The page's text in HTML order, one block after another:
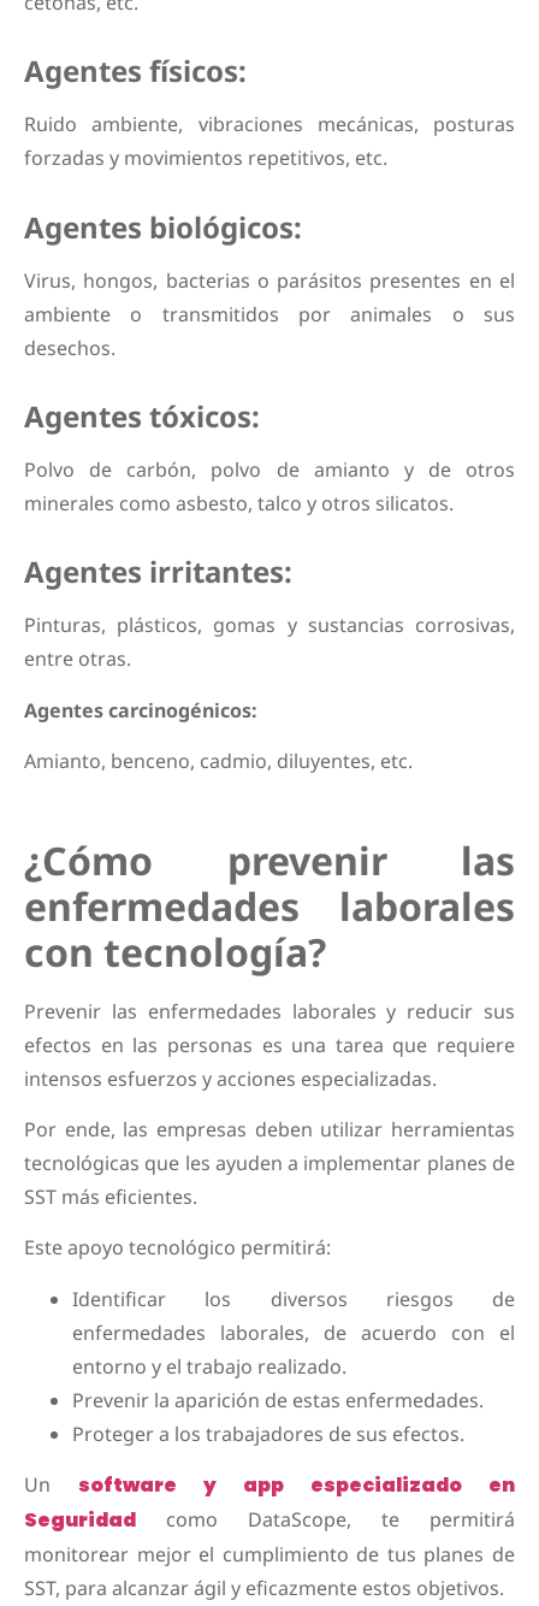
Agentes físicos:
Ruido ambiente, vibraciones mecánicas, posturas
forzadas y movimientos repetitivos, etc.
Agentes biológicos:
Virus, hongos, bacterias o parásitos presentes en el
ambiente o transmitidos por animales o sus
desechos.
Agentes tóxicos:
Polvo de carbón, polvo de amianto y de otros
minerales como asbesto, talco y otros silicatos.
Agentes irritantes:
Pinturas, plásticos, gomas y sustancias corrosivas,
entre otras.
Agentes carcinogénicos:
Amianto, benceno, cadmio, diluyentes, etc.
¿Cómo prevenir las
enfermedades laborales
con tecnología?
Prevenir las enfermedades laborales y reducir sus
efectos en las personas es una tarea que requiere
intensos esfuerzos y acciones especializadas.
Por ende, las empresas deben utilizar herramientas
tecnológicas que les ayuden a implementar planes de
SST más eficientes.
Este apoyo tecnológico permitirá:
Identificar los diversos riesgos de
enfermedades laborales, de acuerdo con el
entorno y el trabajo realizado.
Prevenir la aparición de estas enfermedades.
Proteger a los trabajadores de sus efectos.
Un software y app especializado en
Seguridad como DataScope, te permitirá
monitorear mejor el cumplimiento de tus planes de
SST, para alcanzar ágil y eficazmente estos objetivos.